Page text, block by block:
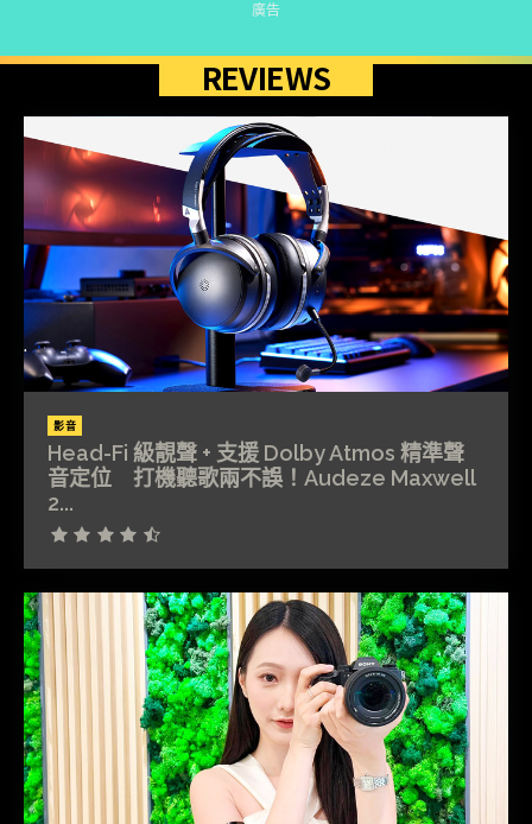
廣告
REVIEWS
影音
Head-Fi 級靚聲 + 支援 Dolby Atmos 精準聲
音定位 打機聽歌兩不誤！Audeze Maxwell
2...